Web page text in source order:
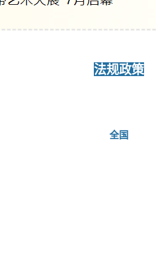
法规政策
全国